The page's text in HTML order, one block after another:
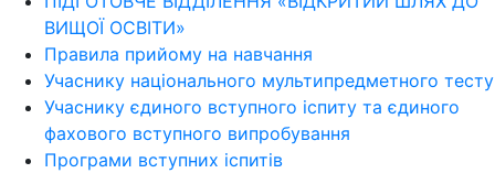
ВИЩОЇ ОСВІТИ»
Правила прийому на навчання
Учаснику національного мультипредметного тесту
Учаснику єдиного вступного іспиту та єдиного
фахового вступного випробування
Програми вступних іспитів